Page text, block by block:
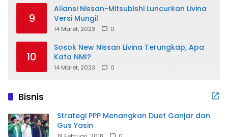
9
Aliansi Nissan-Mitsubishi Luncurkan Livina
Versi Mungil
14 Maret, 2023 0
10
Sosok New Nissan Livina Terungkap, Apa
Kata NMI?
14 Maret, 2023 0
Bisnis
Strategi PPP Menangkan Duet Ganjar dan
Gus Yasin